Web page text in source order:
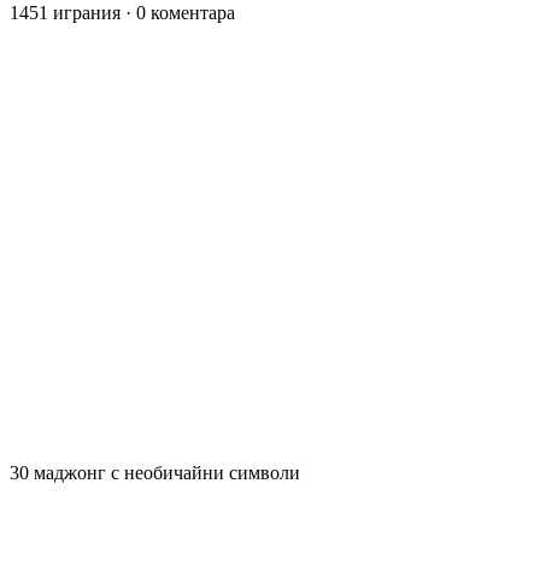
1451 играния · 0 коментара
30 маджонг с необичайни символи